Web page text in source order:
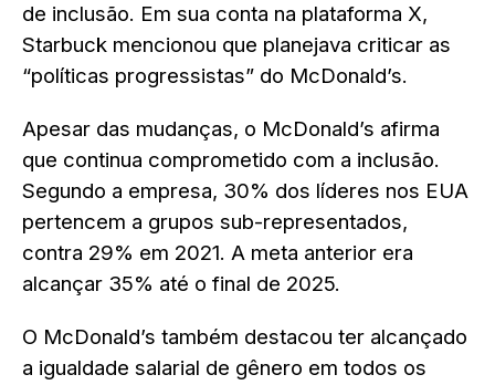
de inclusão. Em sua conta na plataforma X,
Starbuck mencionou que planejava criticar as
“políticas progressistas” do McDonald’s.
Apesar das mudanças, o McDonald’s afirma
que continua comprometido com a inclusão.
Segundo a empresa, 30% dos líderes nos EUA
pertencem a grupos sub-representados,
contra 29% em 2021. A meta anterior era
alcançar 35% até o final de 2025.
O McDonald’s também destacou ter alcançado
a igualdade salarial de gênero em todos os